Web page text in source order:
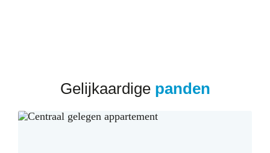
Gelijkaardige panden